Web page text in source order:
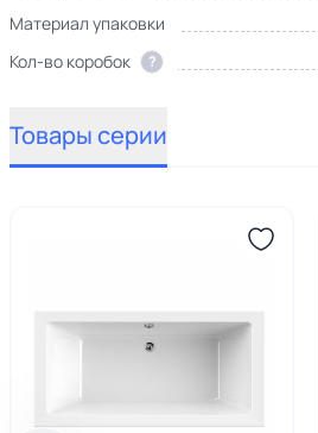
Материал упаковки
Кол-во коробок
?
Товары серии